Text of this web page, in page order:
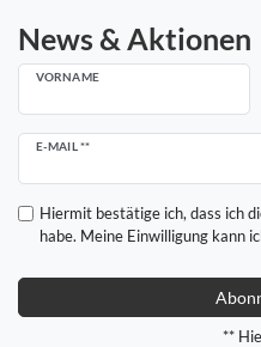
News & Aktionen
VORNAME
E-MAIL **
Newsletter
Hiermit bestätige ich, dass ich
habe. Meine Einwilligung kann
**